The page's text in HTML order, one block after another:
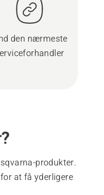
den nærmeste
produkter.
at få yderligere